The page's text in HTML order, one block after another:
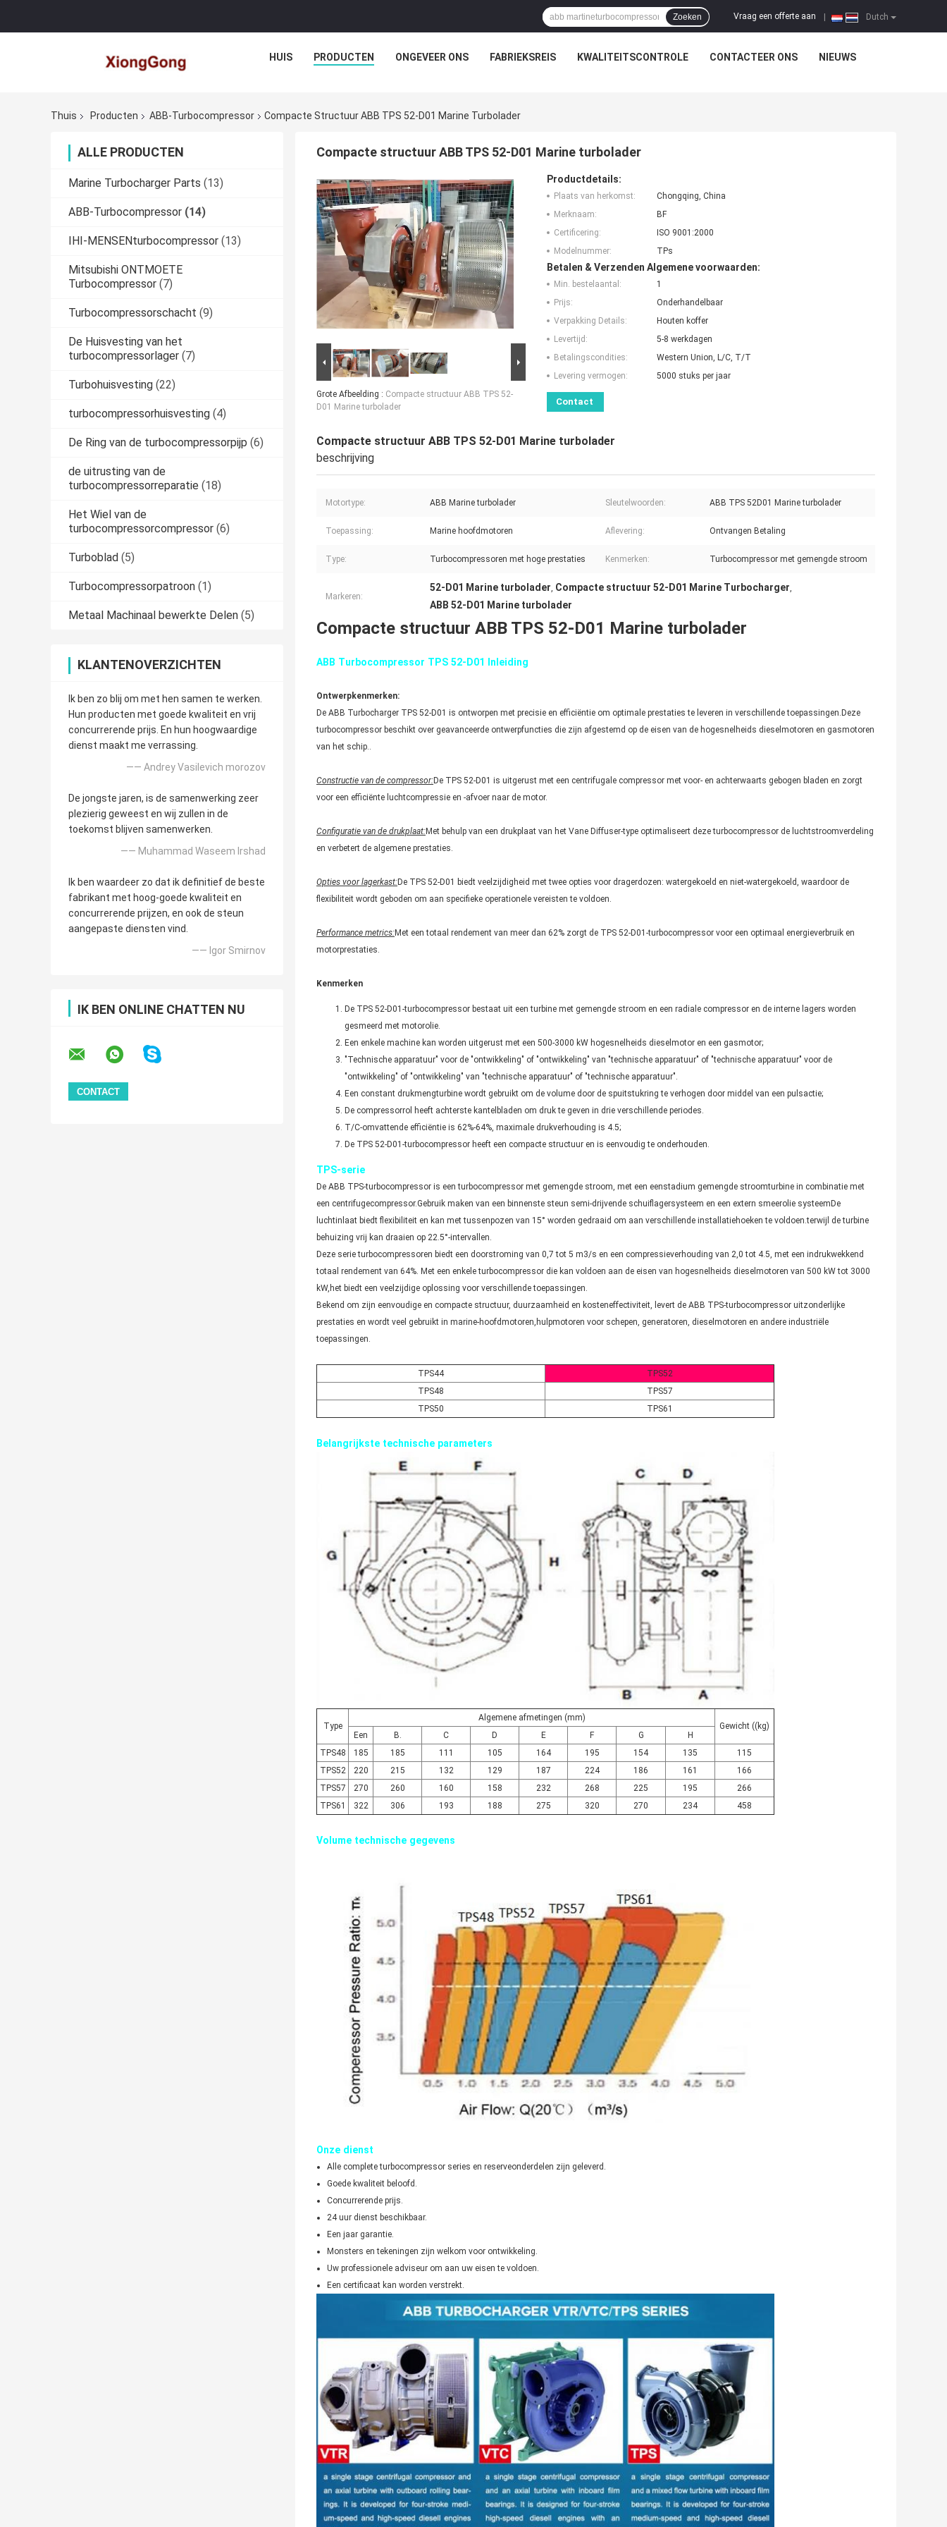
Dutch
Vraag een offerte aan
Zoeken
HUIS PRODUCTEN ONGEVEER ONS FABRIEKSREIS KWALITEITSCONTROLE CONTACTEER ONS NIEUWS
Thuis Producten ABB-Turbocompressor Compacte Structuur ABB TPS 52-D01 Marine Turbolader
ALLE PRODUCTEN
Marine Turbocharger Parts (13)
ABB-Turbocompressor (14)
IHI-MENSENturbocompressor (13)
Mitsubishi ONTMOETE
Turbocompressor (7)
Turbocompressorschacht (9)
De Huisvesting van het
turbocompressorlager (7)
Turbohuisvesting (22)
turbocompressorhuisvesting (4)
De Ring van de turbocompressorpijp (6)
de uitrusting van de
turbocompressorreparatie (18)
Het Wiel van de
turbocompressorcompressor (6)
Turboblad (5)
Turbocompressorpatroon (1)
Metaal Machinaal bewerkte Delen (5)
KLANTENOVERZICHTEN
Ik ben zo blij om met hen samen te werken.
Hun producten met goede kwaliteit en vrij
concurrerende prijs. En hun hoogwaardige
dienst maakt me verrassing.
—— Andrey Vasilevich morozov
De jongste jaren, is de samenwerking zeer
plezierig geweest en wij zullen in de
toekomst blijven samenwerken.
—— Muhammad Waseem Irshad
Ik ben waardeer zo dat ik definitief de beste
fabrikant met hoog-goede kwaliteit en
concurrerende prijzen, en ook de steun
aangepaste diensten vind.
—— Igor Smirnov
IK BEN ONLINE CHATTEN NU
Compacte structuur ABB TPS 52-D01 Marine turbolader
Grote Afbeelding : Compacte structuur ABB TPS 52-
D01 Marine turbolader
Productdetails:
Plaats van herkomst:
Chongqing, China
Merknaam:
BF
Certificering:
ISO 9001:2000
Modelnummer:
TPs
Betalen & Verzenden Algemene voorwaarden:
Min. bestelaantal:
1
Prijs:
Onderhandelbaar
Verpakking Details:
Houten koffer
Levertijd:
5-8 werkdagen
Betalingscondities:
Western Union, L/C, T/T
Levering vermogen:
5000 stuks per jaar
Contact
Compacte structuur ABB TPS 52-D01 Marine turbolader
beschrijving
Motortype: ABB Marine turbolader Sleutelwoorden: ABB TPS 52D01 Marine turbolader
Toepassing: Marine hoofdmotoren Aflevering: Ontvangen Betaling
Type: Turbocompressoren met hoge prestaties Kenmerken: Turbocompressor met gemengde stroom
Markeren:
52-D01 Marine turbolader, Compacte structuur 52-D01 Marine Turbocharger,
ABB 52-D01 Marine turbolader
Compacte structuur ABB TPS 52-D01 Marine turbolader
ABB Turbocompressor TPS 52-D01 Inleiding
Ontwerpkenmerken:
De ABB Turbocharger TPS 52-D01 is ontworpen met precisie en efficiëntie om optimale prestaties te leveren in verschillende toepassingen.Deze
turbocompressor beschikt over geavanceerde ontwerpfuncties die zijn afgestemd op de eisen van de hogesnelheids dieselmotoren en gasmotoren
van het schip..
Constructie van de compressor:De TPS 52-D01 is uitgerust met een centrifugale compressor met voor- en achterwaarts gebogen bladen en zorgt
voor een efficiënte luchtcompressie en -afvoer naar de motor.
Configuratie van de drukplaat:Met behulp van een drukplaat van het Vane Diffuser-type optimaliseert deze turbocompressor de luchtstroomverdeling
en verbetert de algemene prestaties.
Opties voor lagerkast:De TPS 52-D01 biedt veelzijdigheid met twee opties voor dragerdozen: watergekoeld en niet-watergekoeld, waardoor de
flexibiliteit wordt geboden om aan specifieke operationele vereisten te voldoen.
Performance metrics:Met een totaal rendement van meer dan 62% zorgt de TPS 52-D01-turbocompressor voor een optimaal energieverbruik en
motorprestaties.
Kenmerken
De TPS 52-D01-turbocompressor bestaat uit een turbine met gemengde stroom en een radiale compressor en de interne lagers worden
gesmeerd met motorolie.
Een enkele machine kan worden uitgerust met een 500-3000 kW hogesnelheids dieselmotor en een gasmotor;
"Technische apparatuur" voor de "ontwikkeling" of "ontwikkeling" van "technische apparatuur" of "technische apparatuur" voor de
"ontwikkeling" of "ontwikkeling" van "technische apparatuur" of "technische apparatuur".
Een constant drukmengturbine wordt gebruikt om de volume door de spuitstukring te verhogen door middel van een pulsactie;
De compressorrol heeft achterste kantelbladen om druk te geven in drie verschillende periodes.
T/C-omvattende efficiëntie is 62%-64%, maximale drukverhouding is 4.5;
De TPS 52-D01-turbocompressor heeft een compacte structuur en is eenvoudig te onderhouden.
TPS-serie
De ABB TPS-turbocompressor is een turbocompressor met gemengde stroom, met een eenstadium gemengde stroomturbine in combinatie met
een centrifugecompressor.Gebruik maken van een binnenste steun semi-drijvende schuiflagersysteem en een extern smeerolie systeemDe
luchtinlaat biedt flexibiliteit en kan met tussenpozen van 15° worden gedraaid om aan verschillende installatiehoeken te voldoen.terwijl de turbine
behuizing vrij kan draaien op 22.5°-intervallen.
Deze serie turbocompressoren biedt een doorstroming van 0,7 tot 5 m3/s en een compressieverhouding van 2,0 tot 4.5, met een indrukwekkend
totaal rendement van 64%. Met een enkele turbocompressor die kan voldoen aan de eisen van hogesnelheids dieselmotoren van 500 kW tot 3000
kW,het biedt een veelzijdige oplossing voor verschillende toepassingen.
Bekend om zijn eenvoudige en compacte structuur, duurzaamheid en kosteneffectiviteit, levert de ABB TPS-turbocompressor uitzonderlijke
prestaties en wordt veel gebruikt in marine-hoofdmotoren,hulpmotoren voor schepen, generatoren, dieselmotoren en andere industriële
toepassingen.
TPS44
TPS52
TPS48
TPS57
TPS50
TPS61
Belangrijkste technische parameters
Type
Algemene afmetingen (mm)
Gewicht ((kg)
Een
B. C D E F G
H
TPS48
185 185 111 105 164 195 154 135
115
TPS52
220 215 132 129 187 224 186 161
166
TPS57
270 260 160 158 232 268 225 195
266
TPS61
322 306 193 188 275 320 270 234 458
Volume technische gegevens
Onze dienst
Alle complete turbocompressor series en reserveonderdelen zijn geleverd.
Goede kwaliteit beloofd.
Concurrerende prijs.
24 uur dienst beschikbaar.
Een jaar garantie.
Monsters en tekeningen zijn welkom voor ontwikkeling.
Uw professionele adviseur om aan uw eisen te voldoen.
Een certificaat kan worden verstrekt.